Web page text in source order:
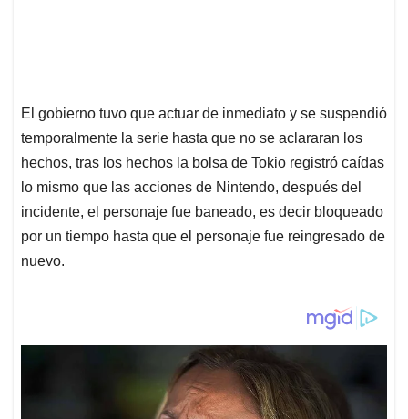
El gobierno tuvo que actuar de inmediato y se suspendió
temporalmente la serie hasta que no se aclararan los
hechos, tras los hechos la bolsa de Tokio registró caídas
lo mismo que las acciones de Nintendo, después del
incidente, el personaje fue baneado, es decir bloqueado
por un tiempo hasta que el personaje fue reingresado de
nuevo.